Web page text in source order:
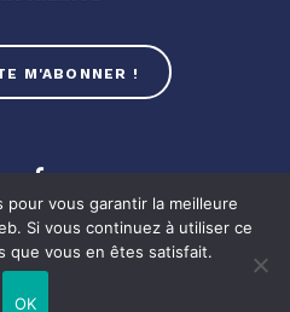
M'ABONNER !
Facebook
Youtube
vous garantir la meilleure
Si vous continuez à utiliser ce
que vous en êtes satisfait.
OK